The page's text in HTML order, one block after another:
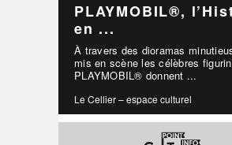
PLAYMOBIL®,
en ...
À travers des dioramas
mis en scène les célèbres
PLAYMOBIL® donnent ...
Le Cellier – espace culturel